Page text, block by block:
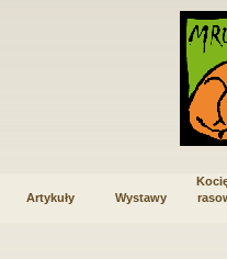
Artykuły Wystawy